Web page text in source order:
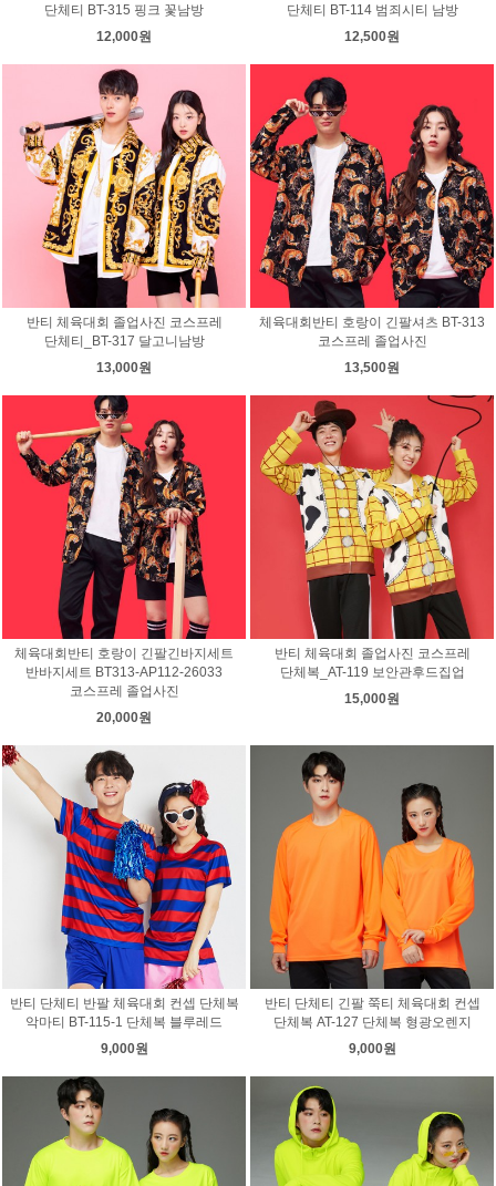
단체티 BT-315 핑크 꽃남방
12,000원
단체티 BT-114 범죄시티 남방
12,500원
반티 체육대회 졸업사진 코스프레
단체티_BT-317 달고니남방
13,000원
체육대회반티 호랑이 긴팔셔츠 BT-313
코스프레 졸업사진
13,500원
체육대회반티 호랑이 긴팔긴바지세트
반바지세트 BT313-AP112-26033
코스프레 졸업사진
20,000원
반티 체육대회 졸업사진 코스프레
단체복_AT-119 보안관후드집업
15,000원
반티 단체티 반팔 체육대회 컨셉 단체복
악마티 BT-115-1 단체복 블루레드
9,000원
반티 단체티 긴팔 쭉티 체육대회 컨셉
단체복 AT-127 단체복 형광오렌지
9,000원